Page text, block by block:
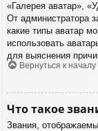
«Галерея аватар»,
От администратора
какие типы аватар
использовать
для выяснения
Вернуться к началу
Что такое
Звания,